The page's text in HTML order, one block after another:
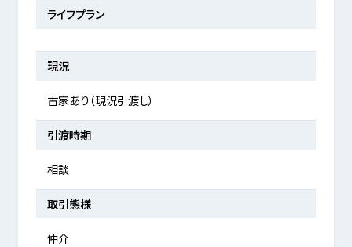
ライフプラン
現況
古家あり（現況引渡し）
引渡時期
相談
取引態様
仲介